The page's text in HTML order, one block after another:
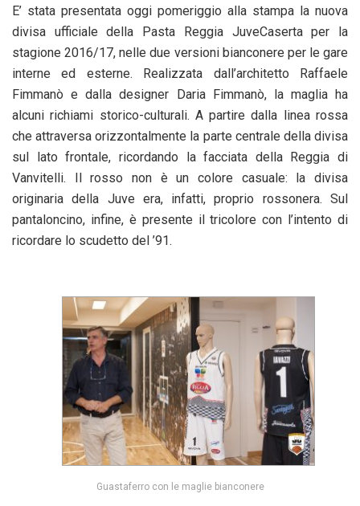
E’ stata presentata oggi pomeriggio alla stampa la nuova
divisa ufficiale della Pasta Reggia JuveCaserta per la
stagione 2016/17, nelle due versioni bianconere per le gare
interne ed esterne. Realizzata dall’architetto Raffaele
Fimmanò e dalla designer Daria Fimmanò, la maglia ha
alcuni richiami storico-culturali. A partire dalla linea rossa
che attraversa orizzontalmente la parte centrale della divisa
sul lato frontale, ricordando la facciata della Reggia di
Vanvitelli. Il rosso non è un colore casuale: la divisa
originaria della Juve era, infatti, proprio rossonera. Sul
pantaloncino, infine, è presente il tricolore con l’intento di
ricordare lo scudetto del ’91.
Guastaferro con le maglie bianconere